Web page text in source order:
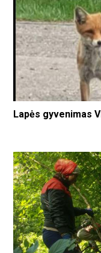
Lapės gyvenimas